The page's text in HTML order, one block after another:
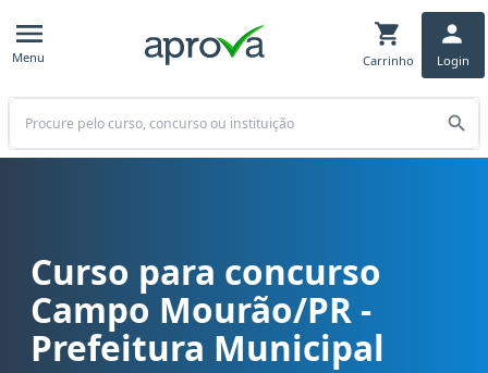
Menu Carrinho Login
Buscar
Curso para concurso Campo Mourão/PR - Prefeitura Municipal
Curso para concurso
Campo Mourão/PR -
Prefeitura Municipal